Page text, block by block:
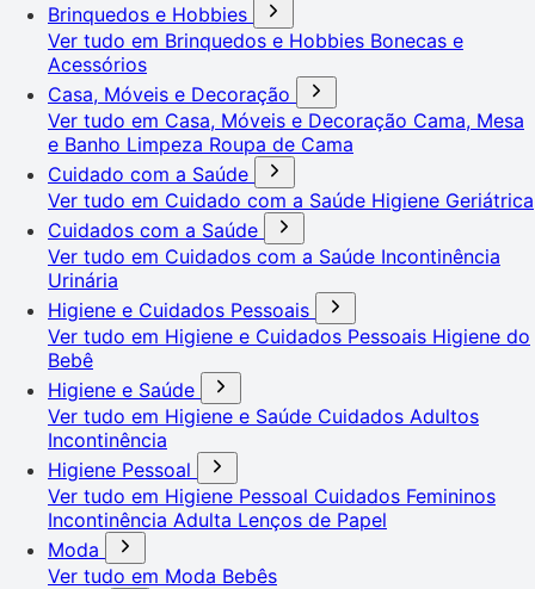
Brinquedos e Hobbies
Ver tudo em Brinquedos e Hobbies Bonecas e
Acessórios
Casa, Móveis e Decoração
Ver tudo em Casa, Móveis e Decoração Cama, Mesa
e Banho Limpeza Roupa de Cama
Cuidado com a Saúde
Ver tudo em Cuidado com a Saúde Higiene Geriátrica
Cuidados com a Saúde
Ver tudo em Cuidados com a Saúde Incontinência
Urinária
Higiene e Cuidados Pessoais
Ver tudo em Higiene e Cuidados Pessoais Higiene do
Bebê
Higiene e Saúde
Ver tudo em Higiene e Saúde Cuidados Adultos
Incontinência
Higiene Pessoal
Ver tudo em Higiene Pessoal Cuidados Femininos
Incontinência Adulta Lenços de Papel
Moda
Ver tudo em Moda Bebês